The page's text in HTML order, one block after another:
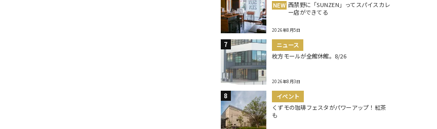
NEW 西禁野に「SUNZEN」ってスパイスカレ
ー店ができてる
2026年8月5日
ニュース
枚方モールが全館休館。8/26
2026年8月3日
イベント
くずモの珈琲フェスタがパワーアップ！紅茶
も